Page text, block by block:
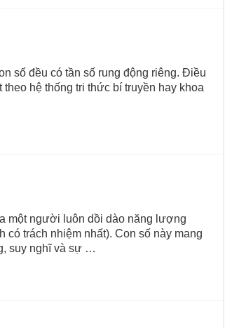
số đều có tần số rung động riêng. Điều
hệ thống tri thức bí truyền hay khoa
một người luôn dồi dào năng lượng
trách nhiệm nhất). Con số này mang
suy nghĩ và sự …